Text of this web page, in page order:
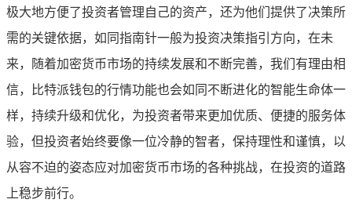
极大地方便了投资者管理自己的资产，还为他们提供了决策所
需的关键依据，如同指南针一般为投资决策指引方向，在未
来，随着加密货币市场的持续发展和不断完善，我们有理由相
信，比特派钱包的行情功能也会如同不断进化的智能生命体一
样，持续升级和优化，为投资者带来更加优质、便捷的服务体
验，但投资者始终要像一位冷静的智者，保持理性和谨慎，以
从容不迫的姿态应对加密货币市场的各种挑战，在投资的道路
上稳步前行。